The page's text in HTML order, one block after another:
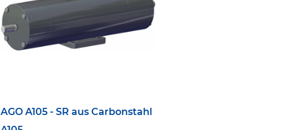
AGO A105 - SR aus Carbonstahl